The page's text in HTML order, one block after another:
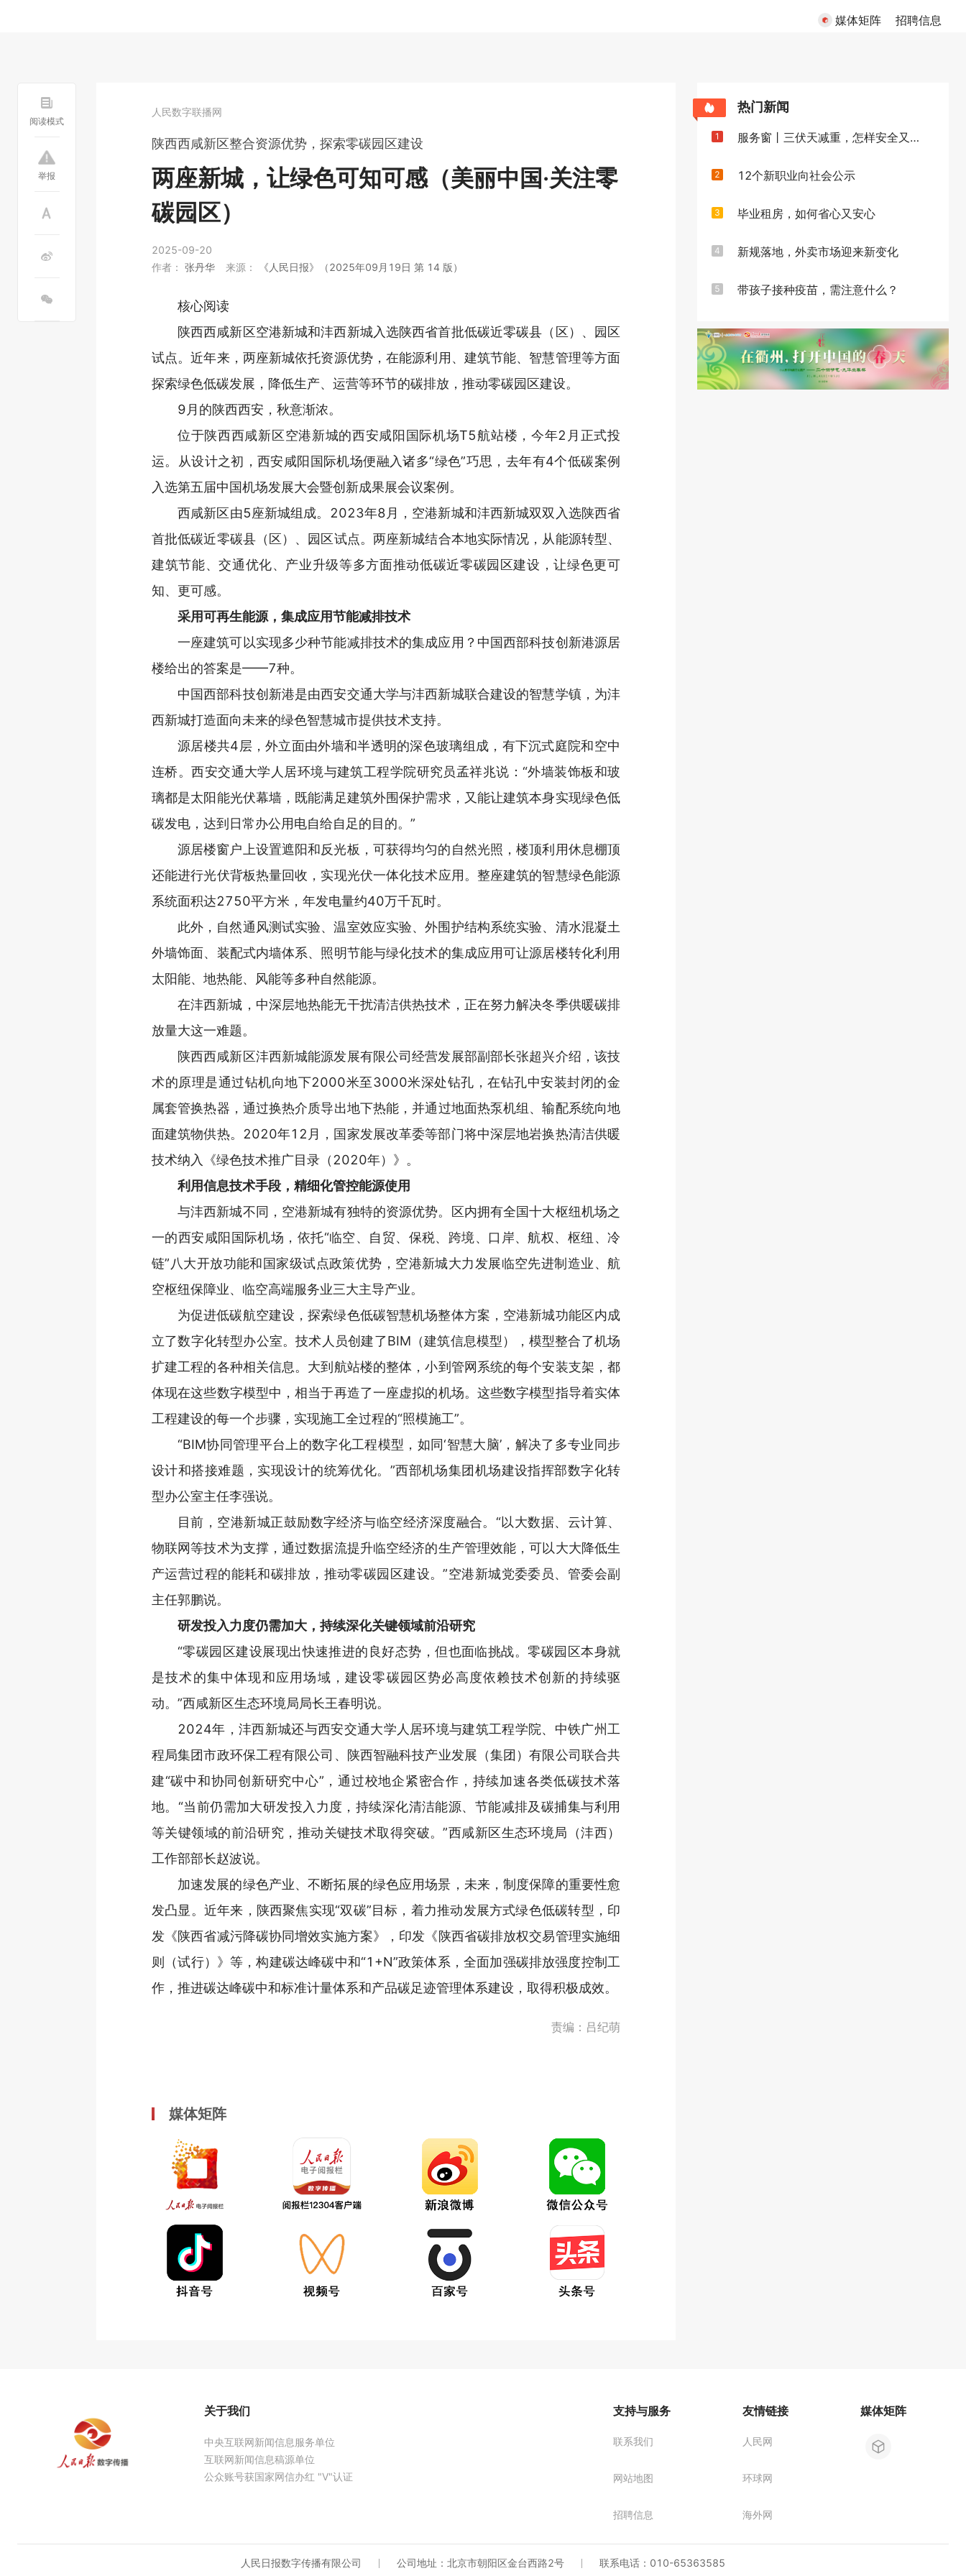
媒体矩阵 招聘信息
阅读模式
举报
人民数字联播网
陕西西咸新区整合资源优势，探索零碳园区建设
两座新城，让绿色可知可感（美丽中国·关注零
碳园区）
2025-09-20
作者： 张丹华 来源： 《人民日报》（2025年09月19日 第 14 版）
核心阅读
陕西西咸新区空港新城和沣西新城入选陕西省首批低碳近零碳县（区）、园区
试点。近年来，两座新城依托资源优势，在能源利用、建筑节能、智慧管理等方面
探索绿色低碳发展，降低生产、运营等环节的碳排放，推动零碳园区建设。
9月的陕西西安，秋意渐浓。
位于陕西西咸新区空港新城的西安咸阳国际机场T5航站楼，今年2月正式投
运。从设计之初，西安咸阳国际机场便融入诸多“绿色”巧思，去年有4个低碳案例
入选第五届中国机场发展大会暨创新成果展会议案例。
西咸新区由5座新城组成。2023年8月，空港新城和沣西新城双双入选陕西省
首批低碳近零碳县（区）、园区试点。两座新城结合本地实际情况，从能源转型、
建筑节能、交通优化、产业升级等多方面推动低碳近零碳园区建设，让绿色更可
知、更可感。
采用可再生能源，集成应用节能减排技术
一座建筑可以实现多少种节能减排技术的集成应用？中国西部科技创新港源居
楼给出的答案是——7种。
中国西部科技创新港是由西安交通大学与沣西新城联合建设的智慧学镇，为沣
西新城打造面向未来的绿色智慧城市提供技术支持。
源居楼共4层，外立面由外墙和半透明的深色玻璃组成，有下沉式庭院和空中
连桥。西安交通大学人居环境与建筑工程学院研究员孟祥兆说：“外墙装饰板和玻
璃都是太阳能光伏幕墙，既能满足建筑外围保护需求，又能让建筑本身实现绿色低
碳发电，达到日常办公用电自给自足的目的。”
源居楼窗户上设置遮阳和反光板，可获得均匀的自然光照，楼顶利用休息棚顶
还能进行光伏背板热量回收，实现光伏一体化技术应用。整座建筑的智慧绿色能源
系统面积达2750平方米，年发电量约40万千瓦时。
此外，自然通风测试实验、温室效应实验、外围护结构系统实验、清水混凝土
外墙饰面、装配式内墙体系、照明节能与绿化技术的集成应用可让源居楼转化利用
太阳能、地热能、风能等多种自然能源。
在沣西新城，中深层地热能无干扰清洁供热技术，正在努力解决冬季供暖碳排
放量大这一难题。
陕西西咸新区沣西新城能源发展有限公司经营发展部副部长张超兴介绍，该技
术的原理是通过钻机向地下2000米至3000米深处钻孔，在钻孔中安装封闭的金
属套管换热器，通过换热介质导出地下热能，并通过地面热泵机组、输配系统向地
面建筑物供热。2020年12月，国家发展改革委等部门将中深层地岩换热清洁供暖
技术纳入《绿色技术推广目录（2020年）》。
利用信息技术手段，精细化管控能源使用
与沣西新城不同，空港新城有独特的资源优势。区内拥有全国十大枢纽机场之
一的西安咸阳国际机场，依托“临空、自贸、保税、跨境、口岸、航权、枢纽、冷
链”八大开放功能和国家级试点政策优势，空港新城大力发展临空先进制造业、航
空枢纽保障业、临空高端服务业三大主导产业。
为促进低碳航空建设，探索绿色低碳智慧机场整体方案，空港新城功能区内成
立了数字化转型办公室。技术人员创建了BIM（建筑信息模型），模型整合了机场
扩建工程的各种相关信息。大到航站楼的整体，小到管网系统的每个安装支架，都
体现在这些数字模型中，相当于再造了一座虚拟的机场。这些数字模型指导着实体
工程建设的每一个步骤，实现施工全过程的“照模施工”。
“BIM协同管理平台上的数字化工程模型，如同‘智慧大脑’，解决了多专业同步
设计和搭接难题，实现设计的统筹优化。”西部机场集团机场建设指挥部数字化转
型办公室主任李强说。
目前，空港新城正鼓励数字经济与临空经济深度融合。“以大数据、云计算、
物联网等技术为支撑，通过数据流提升临空经济的生产管理效能，可以大大降低生
产运营过程的能耗和碳排放，推动零碳园区建设。”空港新城党委委员、管委会副
主任郭鹏说。
研发投入力度仍需加大，持续深化关键领域前沿研究
“零碳园区建设展现出快速推进的良好态势，但也面临挑战。零碳园区本身就
是技术的集中体现和应用场域，建设零碳园区势必高度依赖技术创新的持续驱
动。”西咸新区生态环境局局长王春明说。
2024年，沣西新城还与西安交通大学人居环境与建筑工程学院、中铁广州工
程局集团市政环保工程有限公司、陕西智融科技产业发展（集团）有限公司联合共
建“碳中和协同创新研究中心”，通过校地企紧密合作，持续加速各类低碳技术落
地。“当前仍需加大研发投入力度，持续深化清洁能源、节能减排及碳捕集与利用
等关键领域的前沿研究，推动关键技术取得突破。”西咸新区生态环境局（沣西）
工作部部长赵波说。
加速发展的绿色产业、不断拓展的绿色应用场景，未来，制度保障的重要性愈
发凸显。近年来，陕西聚焦实现“双碳”目标，着力推动发展方式绿色低碳转型，印
发《陕西省减污降碳协同增效实施方案》，印发《陕西省碳排放权交易管理实施细
则（试行）》等，构建碳达峰碳中和“1+N”政策体系，全面加强碳排放强度控制工
作，推进碳达峰碳中和标准计量体系和产品碳足迹管理体系建设，取得积极成效。
责编：吕纪萌
媒体矩阵
热门新闻
1 服务窗丨三伏天减重，怎样安全又高效
2 12个新职业向社会公示
3 毕业租房，如何省心又安心
4 新规落地，外卖市场迎来新变化
5 带孩子接种疫苗，需注意什么？
关于我们
中央互联网新闻信息服务单位
互联网新闻信息稿源单位
公众账号获国家网信办红 "V"认证
支持与服务
联系我们
网站地图
招聘信息
友情链接
人民网
环球网
海外网
媒体矩阵
人民日报数字传播有限公司 公司地址：北京市朝阳区金台西路2号 联系电话：010-65363585